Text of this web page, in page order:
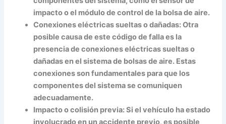
impacto o el módulo de control de la bolsa de aire.
Conexiones eléctricas sueltas o dañadas: Otra
posible causa de este código de falla es la
presencia de conexiones eléctricas sueltas o
dañadas en el sistema de bolsas de aire. Estas
conexiones son fundamentales para que los
componentes del sistema se comuniquen
adecuadamente.
Impacto o colisión previa: Si el vehículo ha estado
involucrado en un accidente previo, es posible